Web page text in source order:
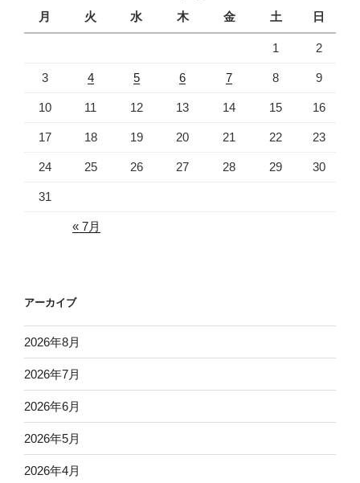
月
火 水 木 金 土 日
1 2
3 4 5 6 7 8 9
10 11 12 13 14 15 16
17 18 19 20 21 22 23
24 25 26 27 28 29 30
31
« 7月
アーカイブ
2026年8月
2026年7月
2026年6月
2026年5月
2026年4月